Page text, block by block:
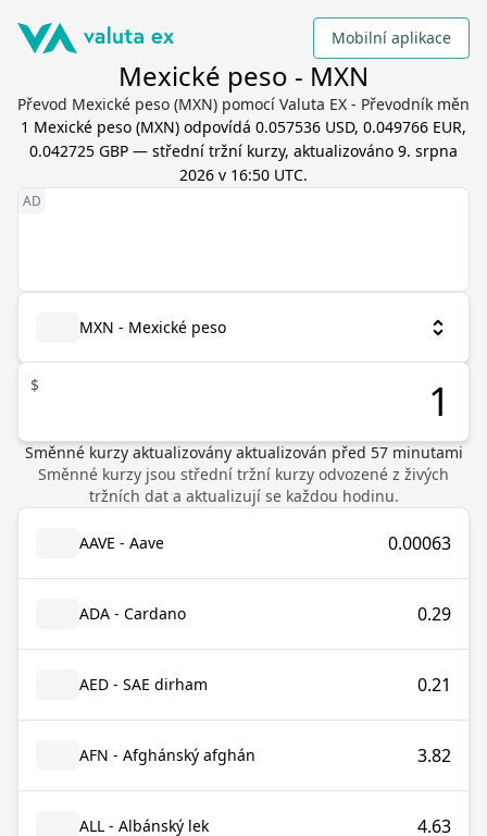
Mobilní aplikace
Mexické peso - MXN
Převod Mexické peso (MXN) pomocí Valuta EX - Převodník měn
1 Mexické peso (MXN) odpovídá 0.057536 USD, 0.049766 EUR,
0.042725 GBP — střední tržní kurzy, aktualizováno 9. srpna
2026 v 16:50 UTC.
MXN - Mexické peso
$
Směnné kurzy aktualizovány aktualizován před 57minutami
Směnné kurzy jsou střední tržní kurzy odvozené z živých
tržních dat a aktualizují se každou hodinu.
AAVE - Aave 0.00063
ADA - Cardano 0.29
AED - SAE dirham 0.21
AFN - Afghánský afghán 3.82
ALL - Albánský lek 4.63